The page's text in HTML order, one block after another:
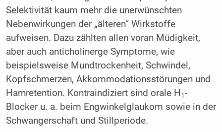
Selektivität kaum mehr die unerwünschten
Nebenwirkungen der „älteren“ Wirkstoffe
aufweisen. Dazu zählten allen voran Müdigkeit,
aber auch anticholinerge Symptome, wie
beispielsweise Mundtrockenheit, Schwindel,
Kopfschmerzen, Akkommodationsstörungen und
Harnretention. Kontraindiziert sind orale H 1-
Blocker u. a. beim Engwinkelglaukom sowie in der
Schwangerschaft und Stillperiode.